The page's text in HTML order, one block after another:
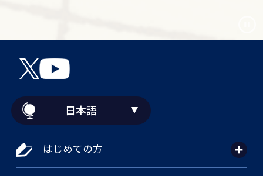
日本語
はじめての方